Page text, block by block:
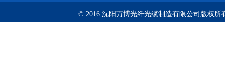
© 2016 沈阳万博光纤光缆制造有限公司版权所